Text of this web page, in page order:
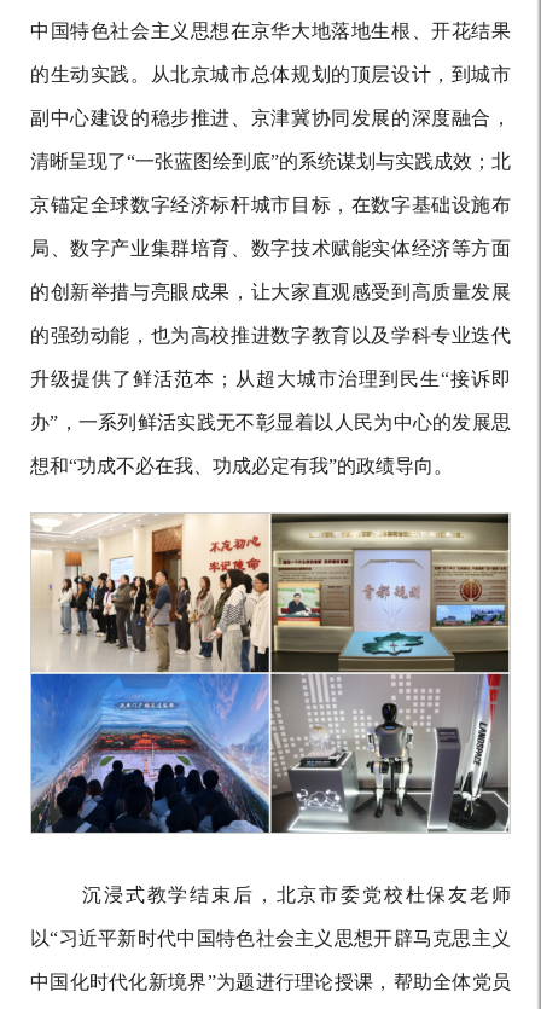
中国特色社会主义思想在京华大地落地生根、开花结果
的生动实践。从北京城市总体规划的顶层设计，到城市
副中心建设的稳步推进、京津冀协同发展的深度融合，
清晰呈现了“一张蓝图绘到底”的系统谋划与实践成效；北
京锚定全球数字经济标杆城市目标，在数字基础设施布
局、数字产业集群培育、数字技术赋能实体经济等方面
的创新举措与亮眼成果，让大家直观感受到高质量发展
的强劲动能，也为高校推进数字教育以及学科专业迭代
升级提供了鲜活范本；从超大城市治理到民生“接诉即
办”，一系列鲜活实践无不彰显着以人民为中心的发展思
想和“功成不必在我、功成必定有我”的政绩导向。
沉浸式教学结束后，北京市委党校杜保友老师
以“习近平新时代中国特色社会主义思想开辟马克思主义
中国化时代化新境界”为题进行理论授课，帮助全体党员